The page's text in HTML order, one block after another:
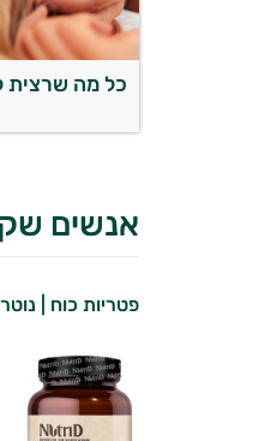
כל מה שרצית
אנשים
פטריות כוח |